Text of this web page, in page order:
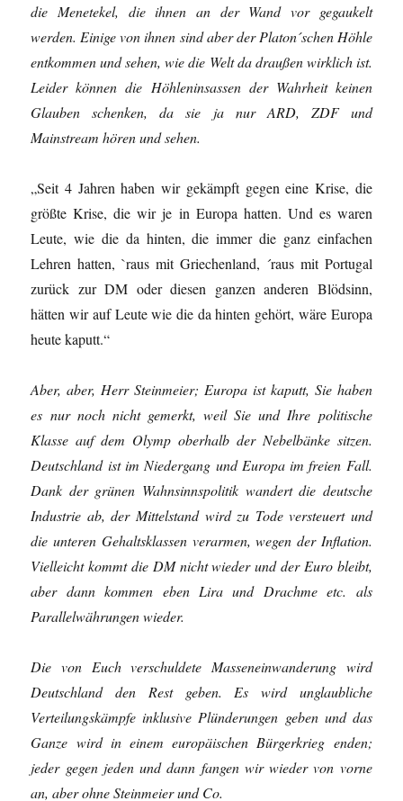
die Menetekel, die ihnen an der Wand vor gegaukelt
werden. Einige von ihnen sind aber der Platon´schen Höhle
entkommen und sehen, wie die Welt da draußen wirklich ist.
Leider können die Höhleninsassen der Wahrheit keinen
Glauben schenken, da sie ja nur ARD, ZDF und
Mainstream hören und sehen.
„Seit 4 Jahren haben wir gekämpft gegen eine Krise, die
größte Krise, die wir je in Europa hatten. Und es waren
Leute, wie die da hinten, die immer die ganz einfachen
Lehren hatten, `raus mit Griechenland, ´raus mit Portugal
zurück zur DM oder diesen ganzen anderen Blödsinn,
hätten wir auf Leute wie die da hinten gehört, wäre Europa
heute kaputt.“
Aber, aber, Herr Steinmeier; Europa ist kaputt, Sie haben
es nur noch nicht gemerkt, weil Sie und Ihre politische
Klasse auf dem Olymp oberhalb der Nebelbänke sitzen.
Deutschland ist im Niedergang und Europa im freien Fall.
Dank der grünen Wahnsinnspolitik wandert die deutsche
Industrie ab, der Mittelstand wird zu Tode versteuert und
die unteren Gehaltsklassen verarmen, wegen der Inflation.
Vielleicht kommt die DM nicht wieder und der Euro bleibt,
aber dann kommen eben Lira und Drachme etc. als
Parallelwährungen wieder.
Die von Euch verschuldete Masseneinwanderung wird
Deutschland den Rest geben. Es wird unglaubliche
Verteilungskämpfe inklusive Plünderungen geben und das
Ganze wird in einem europäischen Bürgerkrieg enden;
jeder gegen jeden und dann fangen wir wieder von vorne
an, aber ohne Steinmeier und Co.